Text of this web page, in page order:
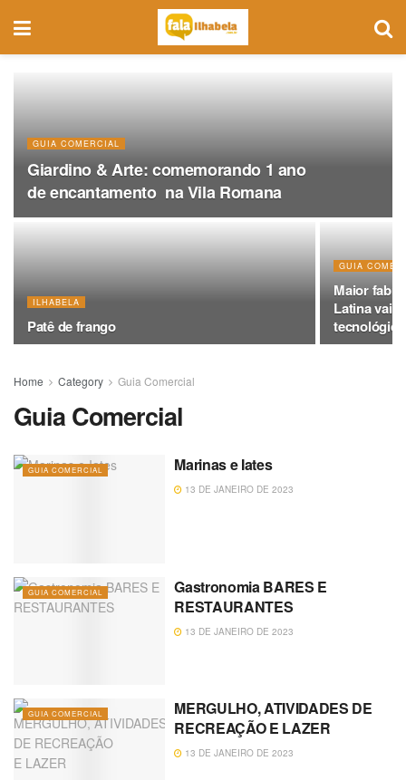
GUIA COMERCIAL
Giardino & Arte: comemorando 1 ano
de encantamento na Vila Romana
ILHABELA
Patê de frango
GUIA
Maior
Latina vai
Home Category Guia Comercial
Guia Comercial
GUIA COMERCIAL Marinas e Iates
13 DE JANEIRO DE 2023
GUIA COMERCIAL
Gastronomia BARES E
RESTAURANTES
13 DE JANEIRO DE 2023
GUIA COMERCIAL
MERGULHO, ATIVIDADES DE
RECREAÇÃO E LAZER
13 DE JANEIRO DE 2023